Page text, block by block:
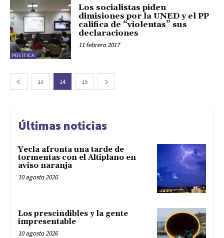
POLÍTICA
Los socialistas piden
dimisiones por la UNED y el PP
califica de “violentas” sus
declaraciones
11 febrero 2017
13 14 15
Últimas noticias
Yecla afronta una tarde de
tormentas con el Altiplano en
aviso naranja
10 agosto 2026
Los prescindibles y la gente
impresentable
10 agosto 2026